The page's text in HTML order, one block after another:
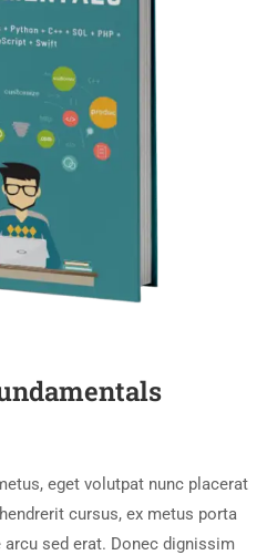
eget volutpat nunc placerat
cursus, ex metus porta
sed erat. Donec dignissim